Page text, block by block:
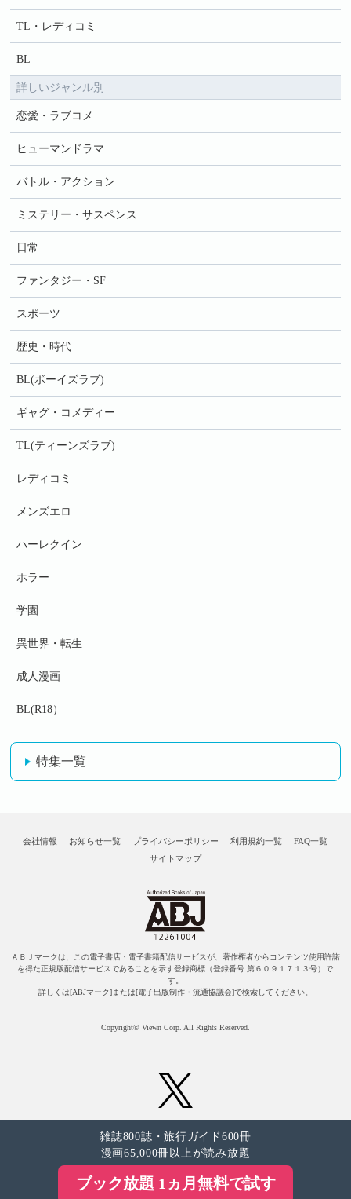
TL・レディコミ
BL
詳しいジャンル別
恋愛・ラブコメ
ヒューマンドラマ
バトル・アクション
ミステリー・サスペンス
日常
ファンタジー・SF
スポーツ
歴史・時代
BL(ボーイズラブ)
ギャグ・コメディー
TL(ティーンズラブ)
レディコミ
メンズエロ
ハーレクイン
ホラー
学園
異世界・転生
成人漫画
BL(R18）
特集一覧
会社情報 お知らせ一覧 プライバシーポリシー 利用規約一覧
FAQ一覧
サイトマップ
ＡＢＪマークは、この電子書店・電子書籍配信サービスが、著作権者からコンテンツ使用許諾
を得た正規版配信サービスであることを示す登録商標（登録番号 第６０９１７１３号）で
す。
詳しくは[ABJマーク]または[電子出版制作・流通協議会]で検索してください。
Copyright© Viewn Corp. All Rights Reserved.
雑誌800誌・旅行ガイド600冊
漫画65,000冊以上が読み放題
ブック放題 1ヵ月無料で試す